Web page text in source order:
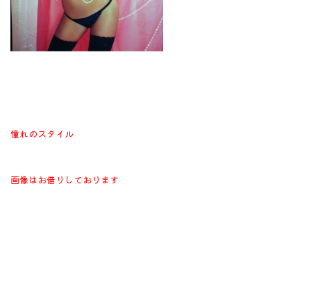
憧れのスタイル
画像はお借りしております